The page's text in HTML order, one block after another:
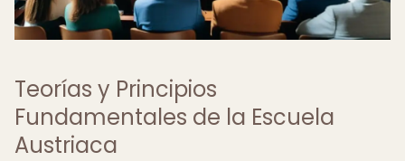
Teorías y Principios
Fundamentales de la Escuela
Austriaca